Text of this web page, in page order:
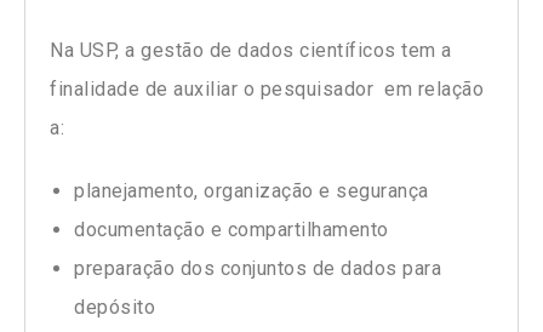
Na USP, a gestão de dados científicos tem a
finalidade de auxiliar o pesquisador em relação
a:
planejamento, organização e segurança
documentação e compartilhamento
preparação dos conjuntos de dados para
depósito